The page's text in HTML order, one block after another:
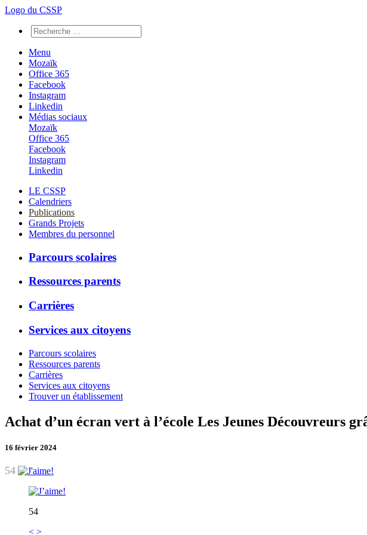
Logo du CSSP
Menu
Mozaïk
Office 365
Facebook
Instagram
Linkedin
Médias sociaux
Mozaïk
Office 365
Facebook
Instagram
Linkedin
LE CSSP
Calendriers
Publications
Grands Projets
Membres du personnel
Parcours scolaires
Ressources parents
Carrières
Services aux citoyens
Parcours scolaires
Ressources parents
Carrières
Services aux citoyens
Trouver un établissement
Achat d’un écran vert à l’école Les Jeunes Découvreurs
16 février 2024
54
54
< >